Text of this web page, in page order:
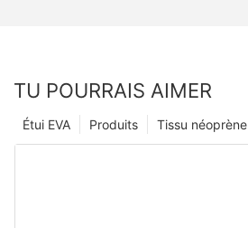
TU POURRAIS AIMER
Tissu néoprène
Produits
Étui EVA